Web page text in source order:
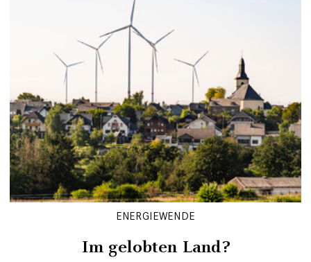
ENERGIEWENDE
Im gelobten Land?